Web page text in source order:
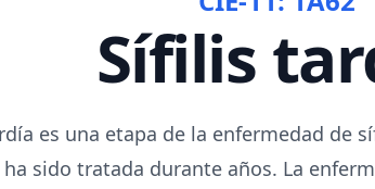
Sífilis
es una etapa de la enfermedad de
sido tratada durante años. La